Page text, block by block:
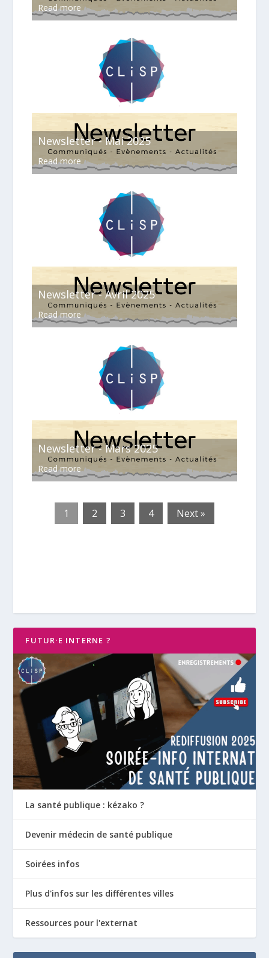
Read more
Newsletter - Mai 2025
Read more
Newsletter - Avril 2025
Read more
Newsletter - Mars 2025
Read more
1 2 3 4 Next »
FUTUR·E INTERNE ?
La santé publique : kézako ?
Devenir médecin de santé publique
Soirées infos
Plus d'infos sur les différentes villes
Ressources pour l'externat